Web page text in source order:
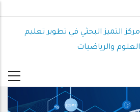
مركز التميز البحثي في تطوير تعليم
العلوم والرياضيات